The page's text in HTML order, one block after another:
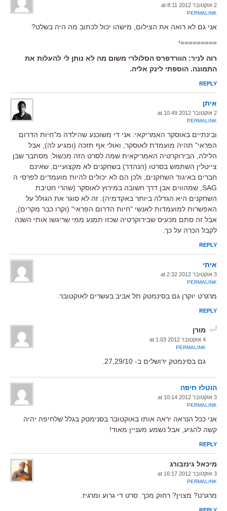
2 אוקטובר 2012 at 8:11
PERMALINK
אני גם לא רואה את הצילום, מישהו יכול לכתוב מה היה בשלט?
=========י
רוה לניר: הוורדפרס הסלולרי משום מה לא נותן לי להעלות את
התמונה. הוספתי לינק אליה.
REPLY
איתן
2 אוקטובר 2012 at 10:49
PERMALINK
ובינתיים באוסקר האמריקאי: אני די משוכנע שהילדה מ"חיות הדרום
הפראי" תהיה מועמדת לאוסקר, ואולי אף תזכה (ומגיע לה), אבל
הלילה, הבירוקרטיה האמריקאית שמה לסרט הזה מכשול: מסתבר שבן
צייטלין השתמש בסרטו (הנהדר) בשחקנים לא מקצועיים, שאינם
חברים באיגוד השחקנים, ולכן הם לא יכולים להיות מועמדים לפרסי ה
SAG, שמהווים אבן דרך חשובה במירוץ לאוסקר (שהרי חטיבת
השחקנים היא הגדלה ביותר באקדמיה). זה לא סוגר את הגולל על
האפשרות למועמדות לאנשי "חיות הדרום הפראי" (וקרו כבר מקרים),
אבל זה סתם מכעיס שבירוקרטיה שכזו תמנע ממי שריגשו אותי השנה
לקבל הכרה על כך.
REPLY
איתי
3 אוקטובר 2012 at 2:32
PERMALINK
מרגרט יוקרן גם בסינמטק תל אביב בעשרים לאוקטובר.
REPLY
מורן
4 אוקטובר 2012 at 1:03
PERMALINK
גם בסינמטק ירושלים ב- 27,29/10.
הוטלז חיפה
3 אוקטובר 2012 at 10:14
PERMALINK
אני ככל הנראה יראה אותו באוקטובר בסנימטק בגלל שלחיפה יהיה
קשה להגיע, אבל נשמע מעניין מאוד!
REPLY
מיכאל גינזבורג
3 אוקטובר 2012 at 16:17
PERMALINK
מרגרט? מצוין? רחוק מכך. סרט די גרוע ומרגיז.